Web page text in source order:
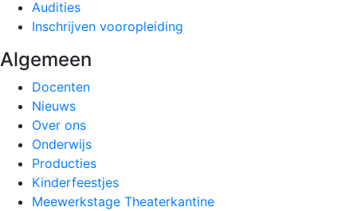
Audities
Inschrijven vooropleiding
Algemeen
Docenten
Nieuws
Over ons
Onderwijs
Producties
Kinderfeestjes
Meewerkstage Theaterkantine